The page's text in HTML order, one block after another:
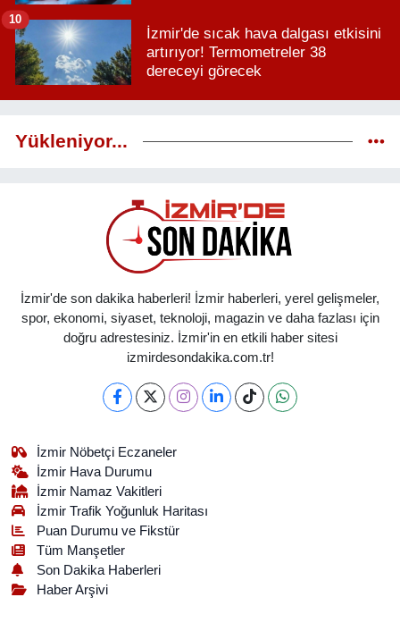
İzmir'de sıcak hava dalgası etkisini
artırıyor! Termometreler 38
dereceyi görecek
10
Yükleniyor...
İzmir'de son dakika haberleri! İzmir haberleri, yerel gelişmeler,
spor, ekonomi, siyaset, teknoloji, magazin ve daha fazlası için
doğru adrestesiniz. İzmir'in en etkili haber sitesi
izmirdesondakika.com.tr!
İzmir Nöbetçi Eczaneler
İzmir Hava Durumu
İzmir Namaz Vakitleri
İzmir Trafik Yoğunluk Haritası
Puan Durumu ve Fikstür
Tüm Manşetler
Son Dakika Haberleri
Haber Arşivi